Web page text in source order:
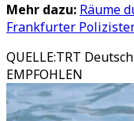
Mehr dazu: Räume
Frankfurter
QUELLE:TRT Deutsch
EMPFOHLEN